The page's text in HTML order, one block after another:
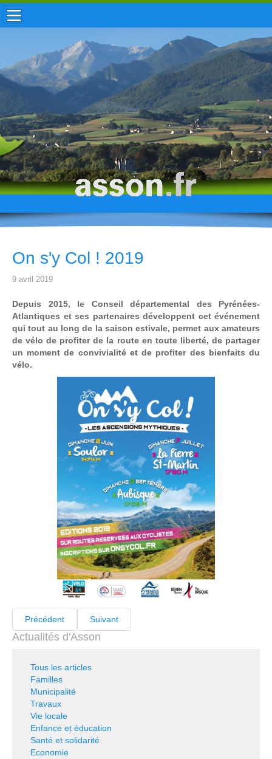
ACCUEIL / INFOS
MUNICIPALITÉ
VIE LOCALE
ENFANCE
TOURISME
HISTOIRE
On s'y Col ! 2019
9 avril 2019
Depuis 2015, le Conseil départemental des Pyrénées-
Atlantiques et ses partenaires développent cet événement
qui tout au long de la saison estivale, permet aux amateurs
de vélo de profiter de la route en toute liberté, de partager
un moment de convivialité et de profiter des bienfaits du
vélo.
Précédent Suivant
Actualités d'Asson
Tous les articles
Familles
Municipalité
Travaux
Vie locale
Enfance et éducation
Santé et solidarité
Economie